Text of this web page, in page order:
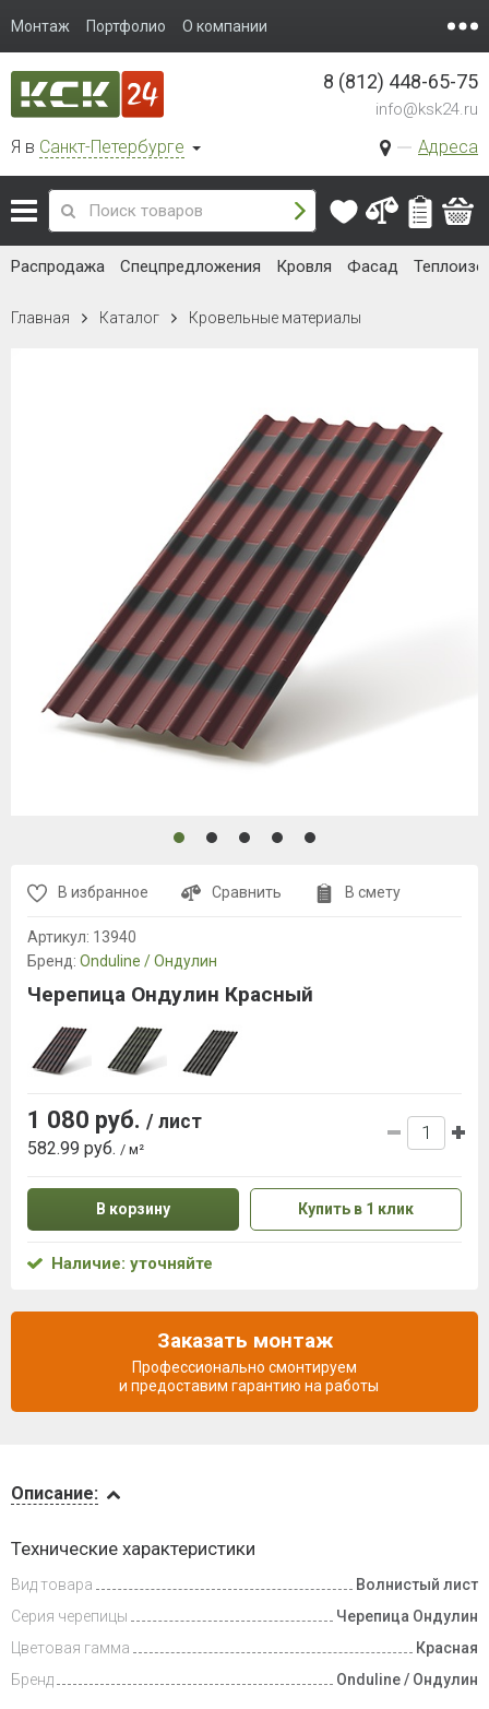
Монтаж Портфолио О компании
Я в Санкт-Петербурге Адреса
8 (812) 448-65-75
info@ksk24.ru
Распродажа Спецпредложения Кровля Фасад
Главная Каталог Кровельные материалы
и оплата
Описание:
Технические характеристики
Вид товара
Волнистый лист
Серия черепицы
Черепица Ондулин
Цветовая гамма
Красная
Бренд
Onduline / Ондулин
В избранное Сравнить В смету
Артикул: 13940
Бренд: Onduline / Ондулин
Черепица Ондулин Красный
1 080 руб. / лист
582.99 руб. / м²
В корзину Купить в 1 клик
Наличие: уточняйте
Заказать монтаж
Профессионально смонтируем
и предоставим гарантию на работы